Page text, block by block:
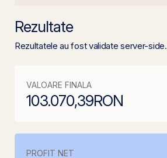
Rezultate
Rezultatele au fost validate server-side.
VALOARE FINALA
103.070,39RON
PROFIT NET